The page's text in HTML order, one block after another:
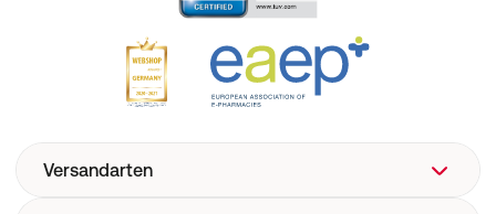
Versandarten